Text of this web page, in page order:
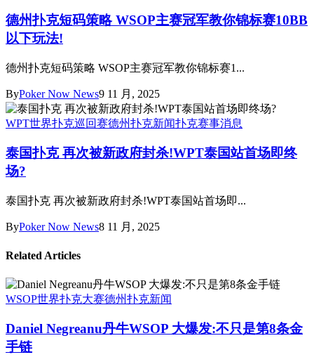
德州扑克短码策略 WSOP主赛冠军教你锦标赛10BB
以下玩法!
德州扑克短码策略 WSOP主赛冠军教你锦标赛1...
ByPoker Now News9 11 月, 2025
WPT世界扑克巡回赛德州扑克新闻扑克赛事消息
泰国扑克 再次被新政府封杀!WPT泰国站首场即终
场?
泰国扑克 再次被新政府封杀!WPT泰国站首场即...
ByPoker Now News8 11 月, 2025
Related Articles
WSOP世界扑克大赛德州扑克新闻
Daniel Negreanu丹牛WSOP 大爆发:不只是第8条金
手链